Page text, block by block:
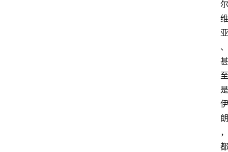
尔
维
亚
、
甚
至
是
伊
朗
，
都